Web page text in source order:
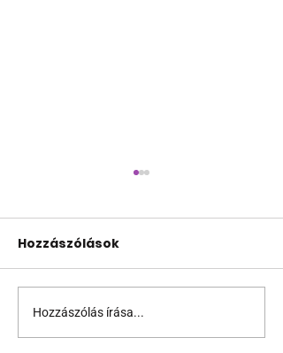
Fico már az azonos
nemű párok
Hozzászólások
Hozzászólás írása...